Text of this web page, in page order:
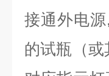
接通外电
的试瓶（